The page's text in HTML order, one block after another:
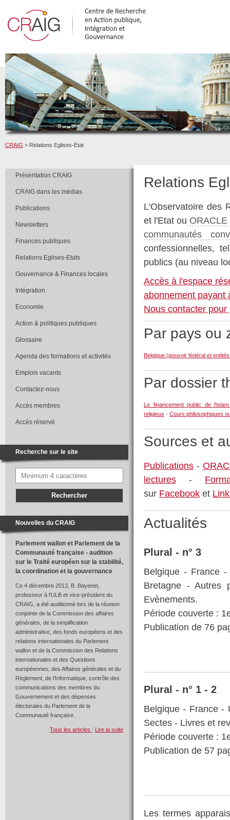
CRAIG > Relations Eglises-Etat
Présentation CRAIG
CRAIG dans les médias
Publications
Newsletters
Finances publiques
Relations Eglises-Etats
Gouvernance & Finances locales
Intégration
Economie
Action & politiques publiques
Glossaire
Agenda des formations et activités
Emplois vacants
Contactez-nous
Accès membres
Accès réservé
Recherche sur le site
Nouvelles du CRAIG
Parlement wallon et Parlement de la
Communauté française - audition
sur le Traité européen sur la stabilité,
la coordination et la gouvernance
Ce 4 décembre 2013, B. Bayenet,
professeur à l'ULB et vice-président du
CRAIG, a été auditionné lors de la réunion
conjointe de la Commission des affaires
générales, de la simplification
administrative, des fonds européens et des
relations internationales du Parlement
wallon et de la Commission des Relations
internationales et des Questions
européennes, des Affaires générales et du
Règlement, de l'Informatique, contrôle des
communications des membres du
Gouvernement et des dépenses
électorales du Parlement de la
Communauté française.
Tous les articles | Lire la suite
Relations
L'Observatoire des
et l'Etat ou ORACLE
communautés
confessionnelles,
publics (au niveau
Accès à l'espace
abonnement payant
Nous contacter
Par pays ou
Belgique (pouvoir fédéral et
Par dossier
Le financement public de
religieux - Cours philosophiques
Sources et
Publications -
lectures -
sur Facebook et
Actualités
Plural - n° 3
Belgique - France
Bretagne - Autres
Evènements.
Période couverte :
Publication de 76
Plural - n° 1 - 2
Belgique - France -
Sectes - Livres et
Période couverte :
Publication de 57
Les termes